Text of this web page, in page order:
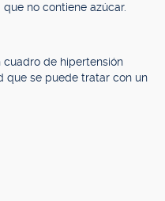
no contiene azúcar.
cuadro de hipertensión
que se puede tratar con un